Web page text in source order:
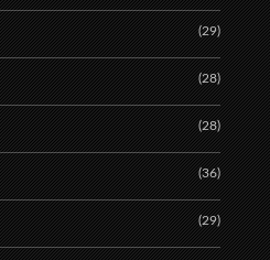
(29)
(28)
(28)
(36)
(29)